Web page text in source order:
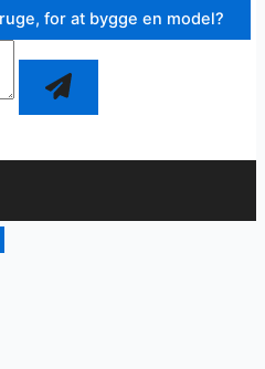
for at bygge en model?